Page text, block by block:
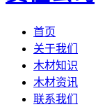
首页
关于我们
木材知识
木材资讯
联系我们